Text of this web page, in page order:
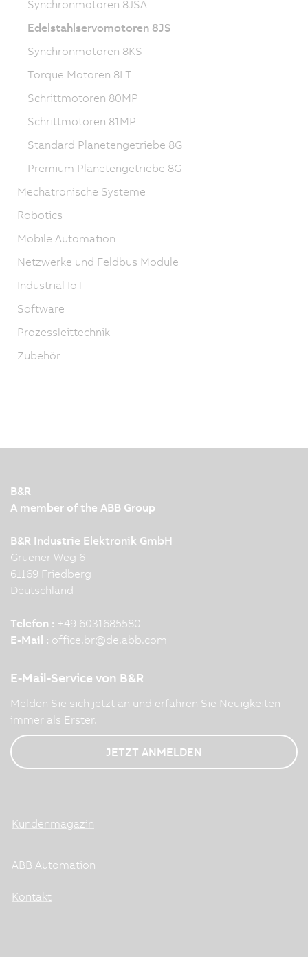
Synchronmotoren 8JSA
Edelstahlservomotoren 8JS
Synchronmotoren 8KS
Torque Motoren 8LT
Schrittmotoren 80MP
Schrittmotoren 81MP
Standard Planetengetriebe 8G
Premium Planetengetriebe 8G
Mechatronische Systeme
Robotics
Mobile Automation
Netzwerke und Feldbus Module
Industrial IoT
Software
Prozessleittechnik
Zubehör
B&R
A member of the ABB Group
B&R Industrie Elektronik GmbH
Gruener Weg 6
61169 Friedberg
Deutschland
Telefon : +49 6031685580
E-Mail : office.br@de.abb.com
E-Mail-Service von B&R
Melden Sie sich jetzt an und erfahren Sie Neuigkeiten
immer als Erster.
JETZT ANMELDEN
Kundenmagazin
ABB Automation
Kontakt